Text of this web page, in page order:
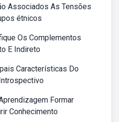
Associados As Tensões
étnicos
Os Complementos
E Indireto
Características Do
Formar
Conhecimento